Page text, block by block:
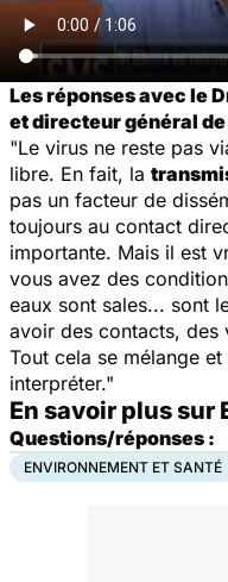
Les réponses avec le
et directeur général
"Le virus ne reste pas
libre. En fait, la
pas un facteur de
toujours au contact
importante. Mais il est
vous avez des
eaux sont sales... sont
avoir des contacts, des
Tout cela se mélange
interpréter."
En savoir plus sur
Questions/réponses :
ENVIRONNEMENT ET SANTÉ